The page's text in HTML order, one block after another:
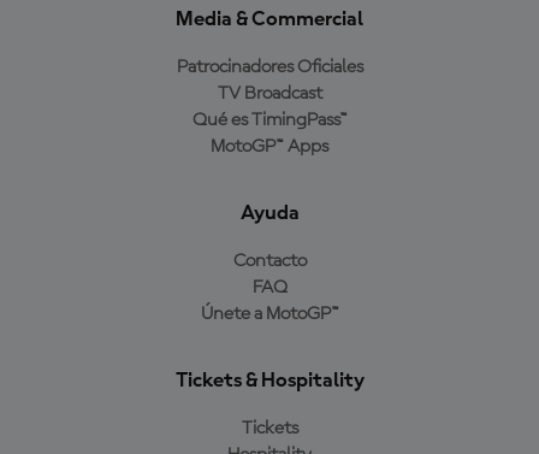
Media & Commercial
Patrocinadores Oficiales
TV Broadcast
Qué es TimingPass™
MotoGP™ Apps
Ayuda
Contacto
FAQ
Únete a MotoGP™
Tickets & Hospitality
Tickets